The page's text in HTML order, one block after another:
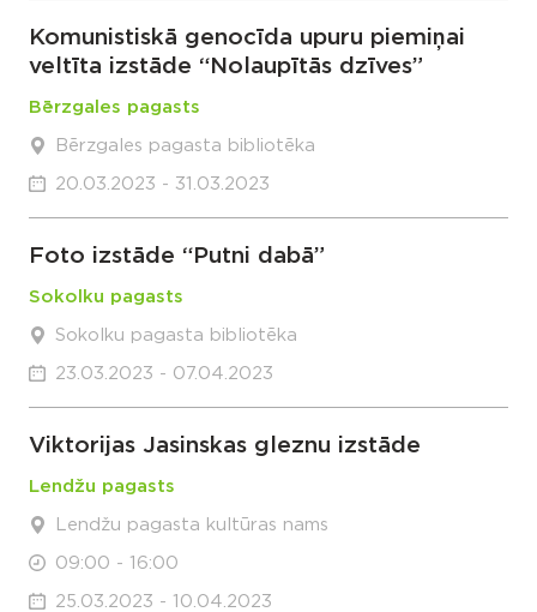
Komunistiskā genocīda upuru piemiņai
veltīta izstāde “Nolaupītās dzīves”
Bērzgales pagasts
Bērzgales pagasta bibliotēka
20.03.2023 - 31.03.2023
Foto izstāde “Putni dabā”
Sokolku pagasts
Sokolku pagasta bibliotēka
23.03.2023 - 07.04.2023
Viktorijas Jasinskas gleznu izstāde
Lendžu pagasts
Lendžu pagasta kultūras nams
09:00 - 16:00
25.03.2023 - 10.04.2023